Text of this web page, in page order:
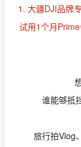
1. 大疆DJI品牌
试用1个月
谁能够抵
旅行拍Vlog